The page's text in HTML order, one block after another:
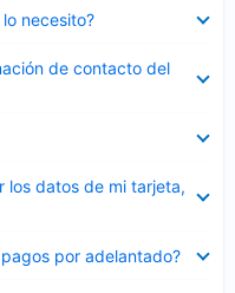
necesito?
de contacto del
los datos de mi tarjeta,
por adelantado?